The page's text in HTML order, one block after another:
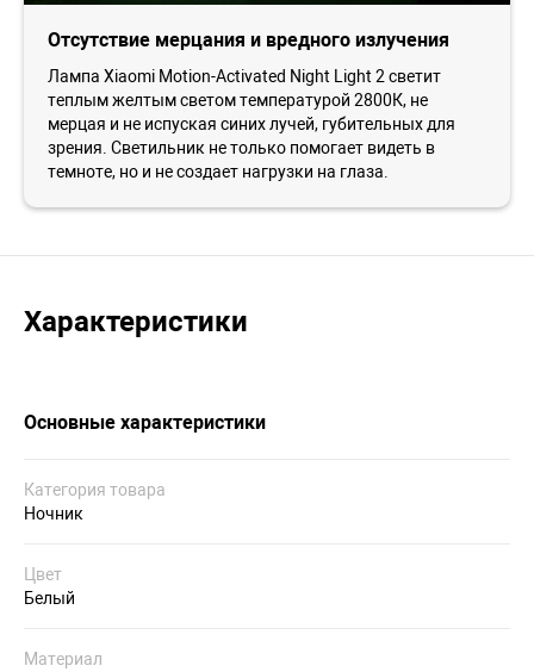
Отсутствие мерцания и вредного излучения
Лампа Xiaomi Motion-Activated Night Light 2 светит
теплым желтым светом температурой 2800К, не
мерцая и не испуская синих лучей, губительных для
зрения. Светильник не только помогает видеть в
темноте, но и не создает нагрузки на глаза.
Характеристики
Основные характеристики
Категория товара
Ночник
Цвет
Белый
Материал